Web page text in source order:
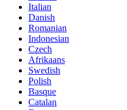
Italian
Danish
Romanian
Indonesian
Czech
Afrikaans
Swedish
Polish
Basque
Catalan